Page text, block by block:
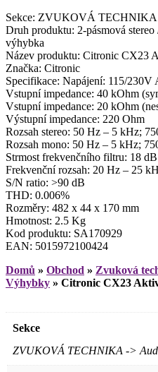
Sekce: ZVUKOVÁ TECHNIKA
Druh produktu: 2-pásmová
výhybka
Název produktu: Citronic CX23
Značka: Citronic
Specifikace: Napájení: 115/
Vstupní impedance: 40 kOhm
Vstupní impedance: 20 kOhm
Výstupní impedance: 220 Ohm
Rozsah stereo: 50 Hz – 5 kHz;
Rozsah mono: 50 Hz – 5 kHz;
Strmost frekvenčního filtru: 18
Frekvenční rozsah: 20 Hz – 25
S/N ratio: >90 dB
THD: 0.006%
Rozměry: 482 x 44 x 170 mm
Hmotnost: 2.5 Kg
Kod produktu: SA170929
EAN: 5015972100424
Domů » Obchod » Zvuková
Výhybky » Citronic CX23
Sekce
ZVUKOVÁ TECHNIKA ->